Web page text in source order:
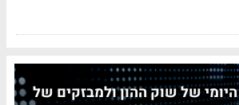
של שוק ההון ולמבזקים של